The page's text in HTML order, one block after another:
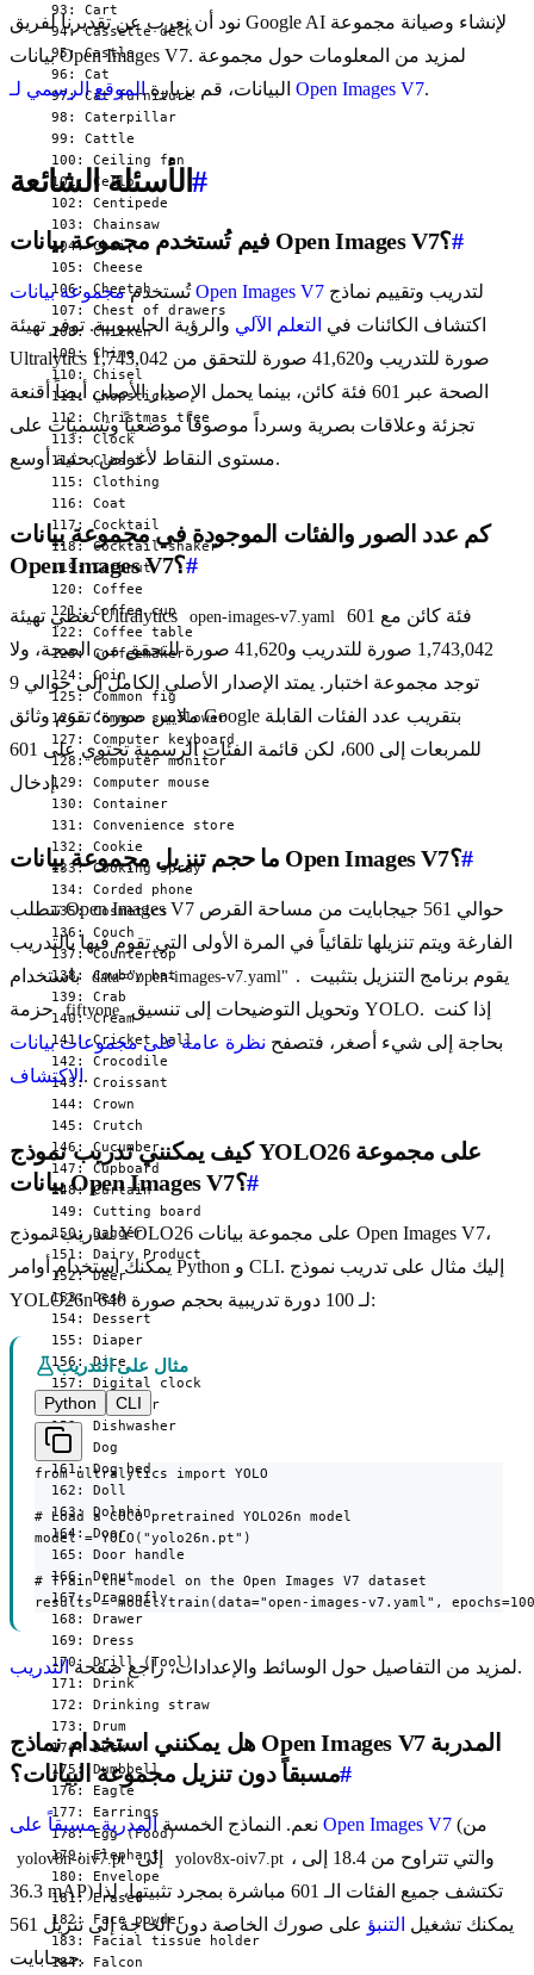
نود أن نعرب عن تقديرنا لفريق Google AI لإنشاء وصيانة مجموعة
بيانات Open Images V7. لمزيد من المعلومات حول مجموعة
البيانات، قم بزيارة الموقع الرسمي لـ Open Images V7.
الأسئلة الشائعة#
فيم تُستخدم مجموعة بيانات Open Images V7؟#
تُستخدممجموعة بيانات Open Images V7
اكتشاف الكائنات في التعلم الآلي والرؤية الحاسوبية. توفر تهيئة
Ultralytics 1,743,042 صورة للتدريب و41,620 صورة للتحقق من
الصحة عبر 601 فئة كائن، بينما يحمل الإصدار الأصلي أيضاً أقنعة
تجزئة وعلاقات بصرية وسرداً موصوفاً موضعياً وتسميات على
مستوى النقاط لأغراض بحثية أوسع.
كم عدد الصور والفئات الموجودة في مجموعة بيانات
Open Images V7؟#
تغطي تهيئة Ultralytics open-images-v7.yaml
601 فئة كائن مع
1,743,042 صورة للتدريب و41,620 صورة للتحقق من الصحة، ولا
توجد مجموعة اختبار. يمتد الإصدار الأصلي الكامل إلى حوالي 9
ملايين صورة؛ تقوم وثائق Google بتقريب عدد الفئات القابلة
للمربعات إلى 600، لكن قائمة الفئات الرسمية تحتوي على 601
إدخال.
ما حجم تنزيل مجموعة بيانات Open Images V7؟#
تتطلب Open Images V7 حوالي 561 جيجابايت من مساحة القرص
الفارغة ويتم تنزيلها تلقائياً في المرة الأولى التي تقوم فيها بالتدريب
باستخدام data="open-images-v7.yaml" . يقوم برنامج التنزيل بتثبيت
حزمة fiftyone
بحاجة إلى شيء أصغر، فتصفح نظرة عامة على مجموعات بيانات
الاكتشاف.
كيف يمكنني تدريب نموذج YOLO26 على مجموعة
بيانات Open Images V7؟#
لتدريب نموذج YOLO26 على مجموعة بيانات Open Images V7،
يمكنك استخدام أوامر Python و CLI. إليك مثال على تدريب نموذج
YOLO26n لـ 100 دورة تدريبية بحجم صورة 640:
مثال على التدريب
Python
CLI
from ultralytics import YOLO
# Load a COCO-pretrained YOLO26n model
model = YOLO("yolo26n.pt")
# Train the model on the Open Images V7 dataset
results = model.train(data="open-images-v7.yaml",
لمزيد من التفاصيل حول الوسائط والإعدادات، راجع صفحةالتدريب .
هل يمكنني استخدام نماذج Open Images V7 المدربة
مسبقاً دون تنزيل مجموعة البيانات؟#
نعم. النماذج الخمسة المدربة مسبقاً على Open Images V7 (من
yolov8n-oiv7.pt yolov8x-oiv7.pt ، والتي تتراوح من 18.4 إلى
36.3 mAP) تكتشف جميع الفئات الـ 601 مباشرة بمجرد تثبيتها، لذا
يمكنك تشغيل التنبؤ
على صورك الخاصة دون الحاجة إلى تنزيل 561
جيجابايت.